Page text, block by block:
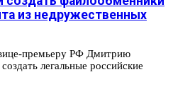
из недружественных
премьеру РФ Дмитрию
легальные российские